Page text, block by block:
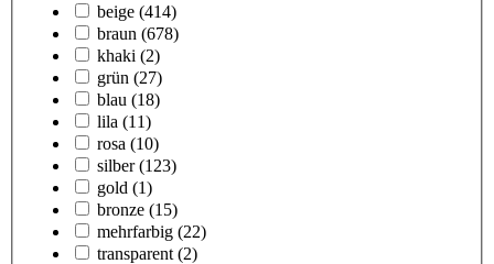
beige (414)
braun (678)
khaki (2)
grün (27)
blau (18)
lila (11)
rosa (10)
silber (123)
gold (1)
bronze (15)
mehrfarbig (22)
transparent (2)